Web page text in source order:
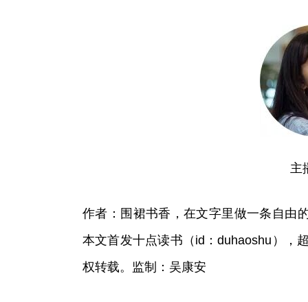
主
作者：围裙书香，在文字里做一条自由
本文首发十点读书（id：duhaoshu），
权转载。监制：吴康安